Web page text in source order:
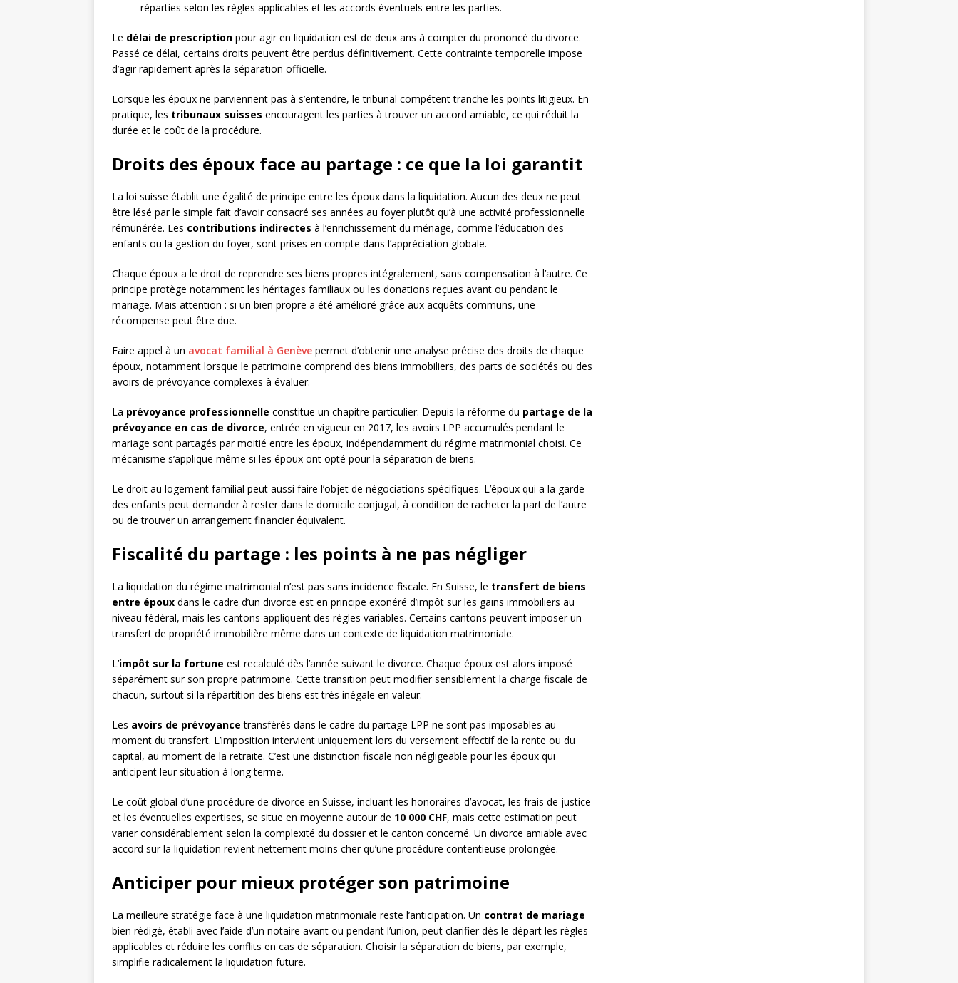
réparties selon les règles applicables et les accords éventuels entre les parties.
Le délai de prescription pour agir en liquidation est de deux ans à compter du prononcé du divorce.
Passé ce délai, certains droits peuvent être perdus définitivement. Cette contrainte temporelle impose
d’agir rapidement après la séparation officielle.
Lorsque les époux ne parviennent pas à s’entendre, le tribunal compétent tranche les points litigieux. En
pratique, les tribunaux suisses encouragent les parties à trouver un accord amiable, ce qui réduit la
durée et le coût de la procédure.
Droits des époux face au partage : ce que la loi garantit
La loi suisse établit une égalité de principe entre les époux dans la liquidation. Aucun des deux ne peut
être lésé par le simple fait d’avoir consacré ses années au foyer plutôt qu’à une activité professionnelle
rémunérée. Les contributions indirectes à l’enrichissement du ménage, comme l’éducation des
enfants ou la gestion du foyer, sont prises en compte dans l’appréciation globale.
Chaque époux a le droit de reprendre ses biens propres intégralement, sans compensation à l’autre. Ce
principe protège notamment les héritages familiaux ou les donations reçues avant ou pendant le
mariage. Mais attention : si un bien propre a été amélioré grâce aux acquêts communs, une
récompense peut être due.
Faire appel à un avocat familial à Genève permet d’obtenir une analyse précise des droits de chaque
époux, notamment lorsque le patrimoine comprend des biens immobiliers, des parts de sociétés ou des
avoirs de prévoyance complexes à évaluer.
La prévoyance professionnelle constitue un chapitre particulier. Depuis la réforme du partage de la
prévoyance en cas de divorce, entrée en vigueur en 2017, les avoirs LPP accumulés pendant le
mariage sont partagés par moitié entre les époux, indépendamment du régime matrimonial choisi. Ce
mécanisme s’applique même si les époux ont opté pour la séparation de biens.
Le droit au logement familial peut aussi faire l’objet de négociations spécifiques. L’époux qui a la garde
des enfants peut demander à rester dans le domicile conjugal, à condition de racheter la part de l’autre
ou de trouver un arrangement financier équivalent.
Fiscalité du partage : les points à ne pas négliger
La liquidation du régime matrimonial n’est pas sans incidence fiscale. En Suisse, le transfert de biens
entre époux dans le cadre d’un divorce est en principe exonéré d’impôt sur les gains immobiliers au
niveau fédéral, mais les cantons appliquent des règles variables. Certains cantons peuvent imposer un
transfert de propriété immobilière même dans un contexte de liquidation matrimoniale.
L’impôt sur la fortune est recalculé dès l’année suivant le divorce. Chaque époux est alors imposé
séparément sur son propre patrimoine. Cette transition peut modifier sensiblement la charge fiscale de
chacun, surtout si la répartition des biens est très inégale en valeur.
Les avoirs de prévoyance transférés dans le cadre du partage LPP ne sont pas imposables au
moment du transfert. L’imposition intervient uniquement lors du versement effectif de la rente ou du
capital, au moment de la retraite. C’est une distinction fiscale non négligeable pour les époux qui
anticipent leur situation à long terme.
Le coût global d’une procédure de divorce en Suisse, incluant les honoraires d’avocat, les frais de justice
et les éventuelles expertises, se situe en moyenne autour de 10 000 CHF, mais cette estimation peut
varier considérablement selon la complexité du dossier et le canton concerné. Un divorce amiable avec
accord sur la liquidation revient nettement moins cher qu’une procédure contentieuse prolongée.
Anticiper pour mieux protéger son patrimoine
La meilleure stratégie face à une liquidation matrimoniale reste l’anticipation. Un contrat de mariage
bien rédigé, établi avec l’aide d’un notaire avant ou pendant l’union, peut clarifier dès le départ les règles
applicables et réduire les conflits en cas de séparation. Choisir la séparation de biens, par exemple,
simplifie radicalement la liquidation future.